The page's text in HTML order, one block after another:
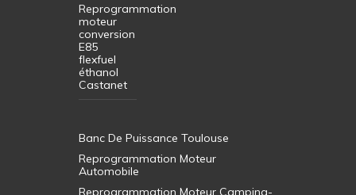
Reprogrammation
moteur
conversion
E85
flexfuel
éthanol
Castanet
Banc De Puissance Toulouse
Reprogrammation Moteur
Automobile
Reprogrammation Moteur Camping-